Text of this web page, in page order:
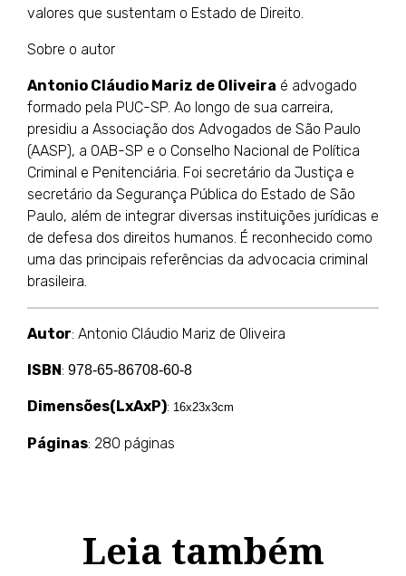
valores que sustentam o Estado de Direito.
Sobre o autor
Antonio Cláudio Mariz de Oliveira é advogado
formado pela PUC-SP. Ao longo de sua carreira,
presidiu a Associação dos Advogados de São Paulo
(AASP), a OAB-SP e o Conselho Nacional de Política
Criminal e Penitenciária. Foi secretário da Justiça e
secretário da Segurança Pública do Estado de São
Paulo, além de integrar diversas instituições jurídicas e
de defesa dos direitos humanos. É reconhecido como
uma das principais referências da advocacia criminal
brasileira.
Autor: Antonio Cláudio Mariz de Oliveira
ISBN: 978-65-86708-60-8
Dimensões(LxAxP): 16x23x3cm
Páginas: 280 páginas
Leia também